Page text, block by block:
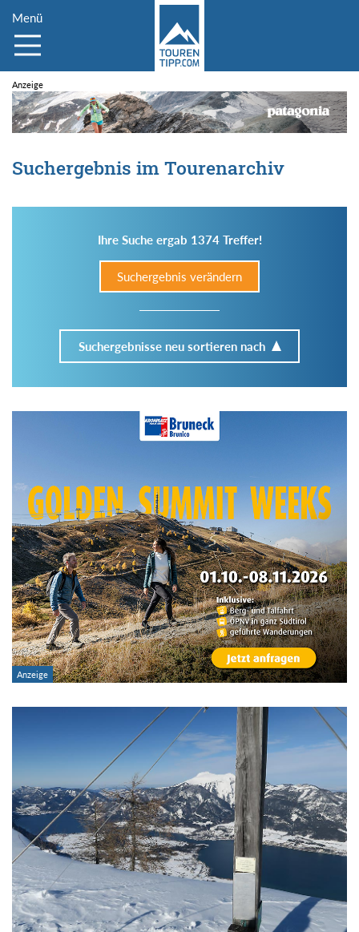
Menü
Suchergebnis im Tourenarchiv
Ihre Suche ergab 1374 Treffer!
Suchergebnis verändern
Suchergebnisse neu sortieren nach
Im Tourenarchiv suchen
Region:
Gebirge:
Art der Tour:
bis
Kondition (Tourdauer):
von
bis
Suchbegriff: